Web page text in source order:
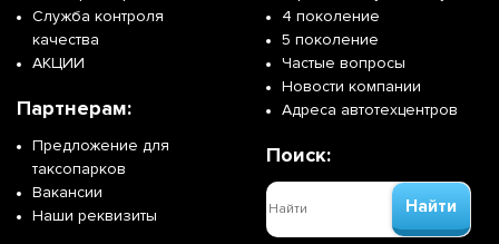
Служба контроля
качества
АКЦИИ
Партнерам:
Предложение для
таксопарков
Вакансии
Наши реквизиты
4 поколение
5 поколение
Частые вопросы
Новости компании
Адреса автотехцентров
Поиск:
Найти